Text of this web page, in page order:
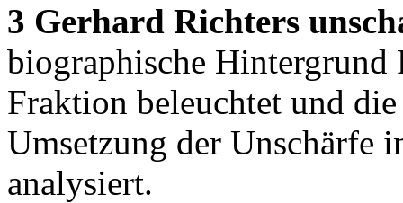
3 Gerhard Richters
biographische Hintergrund
Fraktion beleuchtet und
Umsetzung der Unschärfe
analysiert.